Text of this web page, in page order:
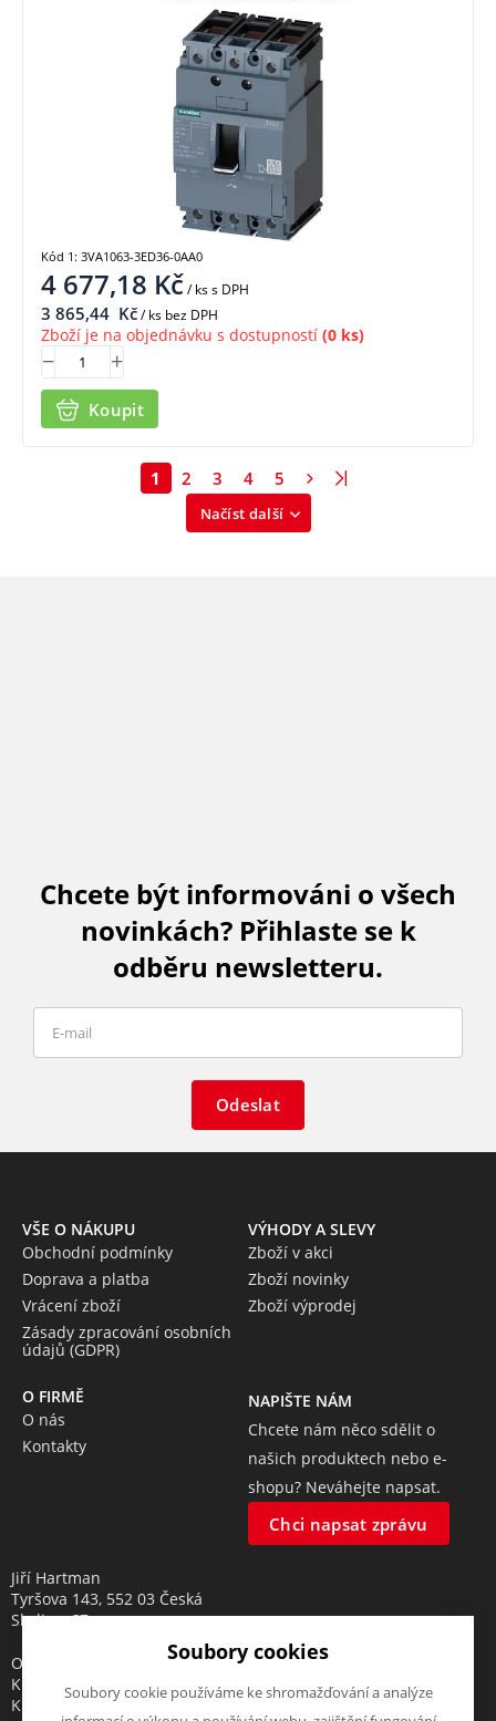
4 677,18 Kč/ kss DPH
3 865,44 Kč/ ks bez DPH
Zboží je na objednávku s dostupností (0 ks)
Koupit
Kód 1: 3VA1063-3ED36-0AA0
Načíst další
1 2 3 4 5
Chcete být informováni o všech
novinkách? Přihlaste se k
odběru newsletteru.
Odeslat
VŠE O NÁKUPU
Obchodní podmínky
Doprava a platba
Vrácení zboží
Zásady zpracování osobních
údajů (GDPR)
VÝHODY A SLEVY
Zboží v akci
Zboží novinky
Zboží výprodej
O FIRMĚ
O nás
Kontakty
NAPIŠTE NÁM
Chcete nám něco sdělit o
našich produktech nebo e-
shopu? Neváhejte napsat.
Chci napsat zprávu
Jiří Hartman
Tyršova 143, 552 03 Česká
Skalice, CZ
Obchodní rejstřík vedený u
Krajského soudu v Hradci
Králové, oddíl A, vložka 18553
Soubory cookies
Soubory cookie používáme ke shromažďování a analýze